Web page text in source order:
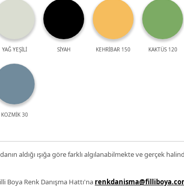
YAĞ YEŞİLİ SİYAH KEHRİBAR 150 KAKTÜS 120
KOZMİK 30
aldığı ışığa göre farklı algılanabilmekte ve gerçek
Boya Renk Danışma Hattı'na